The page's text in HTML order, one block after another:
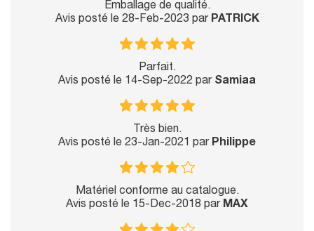
Emballage de qualité.
Avis posté le 28-Feb-2023 par PATRICK
Parfait.
Avis posté le 14-Sep-2022 par Samiaa
Très bien.
Avis posté le 23-Jan-2021 par Philippe
Matériel conforme au catalogue.
Avis posté le 15-Dec-2018 par MAX